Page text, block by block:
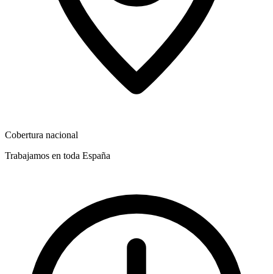
Cobertura nacional
Trabajamos en toda España